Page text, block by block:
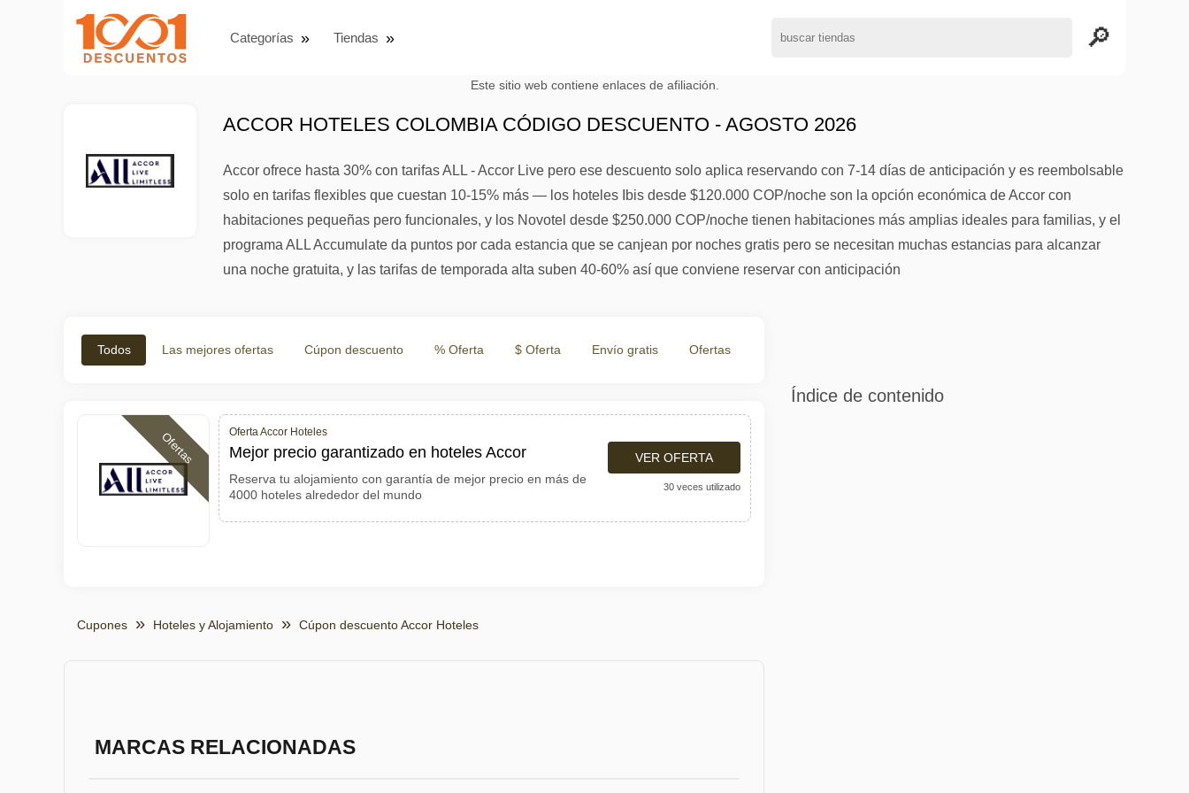
Categorías Tiendas
Este sitio web contiene enlaces de afiliación.
ACCOR HOTELES COLOMBIA CÓDIGO DESCUENTO - AGOSTO 2026
Accor ofrece hasta 30% con tarifas ALL - Accor Live pero ese descuento solo aplica reservando con 7-14 días de anticipación y es reembolsable
solo en tarifas flexibles que cuestan 10-15% más — los hoteles Ibis desde $120.000 COP/noche son la opción económica de Accor con
habitaciones pequeñas pero funcionales, y los Novotel desde $250.000 COP/noche tienen habitaciones más amplias ideales para familias, y el
programa ALL Accumulate da puntos por cada estancia que se canjean por noches gratis pero se necesitan muchas estancias para alcanzar
una noche gratuita, y las tarifas de temporada alta suben 40-60% así que conviene reservar con anticipación
Todos Las mejores ofertas Cúpon descuento % Oferta $ Oferta Envío gratis Ofertas
Ofertas Oferta Accor Hoteles
Mejor precio garantizado en hoteles Accor
Reserva tu alojamiento con garantía de mejor precio en más de
4000 hoteles alrededor del mundo
VER OFERTA
30 veces utilizado
Cupones Hoteles y Alojamiento Cúpon descuento Accor Hoteles
MARCAS RELACIONADAS
Índice de contenido